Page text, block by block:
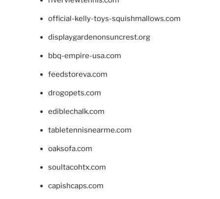
official-kelly-toys-squishmallows.com
displaygardenonsuncrest.org
bbq-empire-usa.com
feedstoreva.com
drogopets.com
ediblechalk.com
tabletennisnearme.com
oaksofa.com
soultacohtx.com
capishcaps.com